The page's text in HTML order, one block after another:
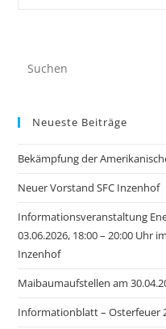
Neueste Beiträge
Bekämpfung der
Neuer Vorstand SFC Inzenhof
Informationsveranstaltung
03.06.2026, 18:00 – 20:00 Uhr
Inzenhof
Maibaumaufstellen am
Informationblatt – Osterfeuer